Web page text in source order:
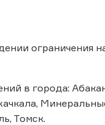
ограничения
в города:
Томск.